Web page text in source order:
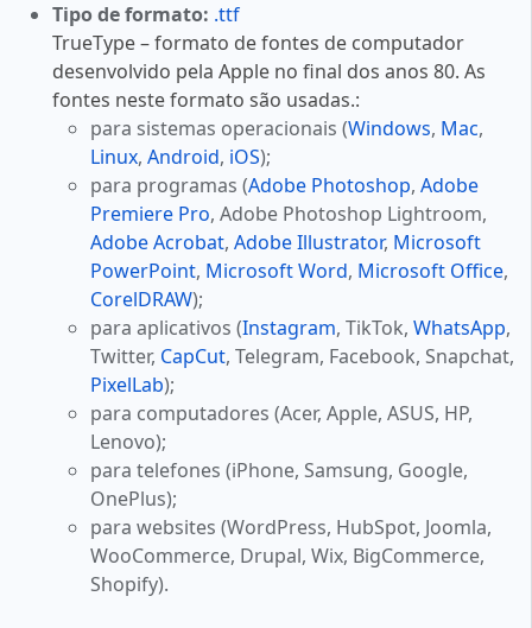
Tipo de formato: .ttf
TrueType – formato de fontes de computador
desenvolvido pela Apple no final dos anos 80. As
fontes neste formato são usadas.:
para sistemas operacionais (Windows, Mac,
Linux, Android, iOS);
para programas (Adobe Photoshop, Adobe
Premiere Pro, Adobe Photoshop Lightroom,
Adobe Acrobat, Adobe Illustrator, Microsoft
PowerPoint, Microsoft Word, Microsoft Office,
CorelDRAW);
para aplicativos (Instagram, TikTok, WhatsApp,
Twitter, CapCut, Telegram, Facebook, Snapchat,
PixelLab);
para computadores (Acer, Apple, ASUS, HP,
Lenovo);
para telefones (iPhone, Samsung, Google,
OnePlus);
para websites (WordPress, HubSpot, Joomla,
WooCommerce, Drupal, Wix, BigCommerce,
Shopify).